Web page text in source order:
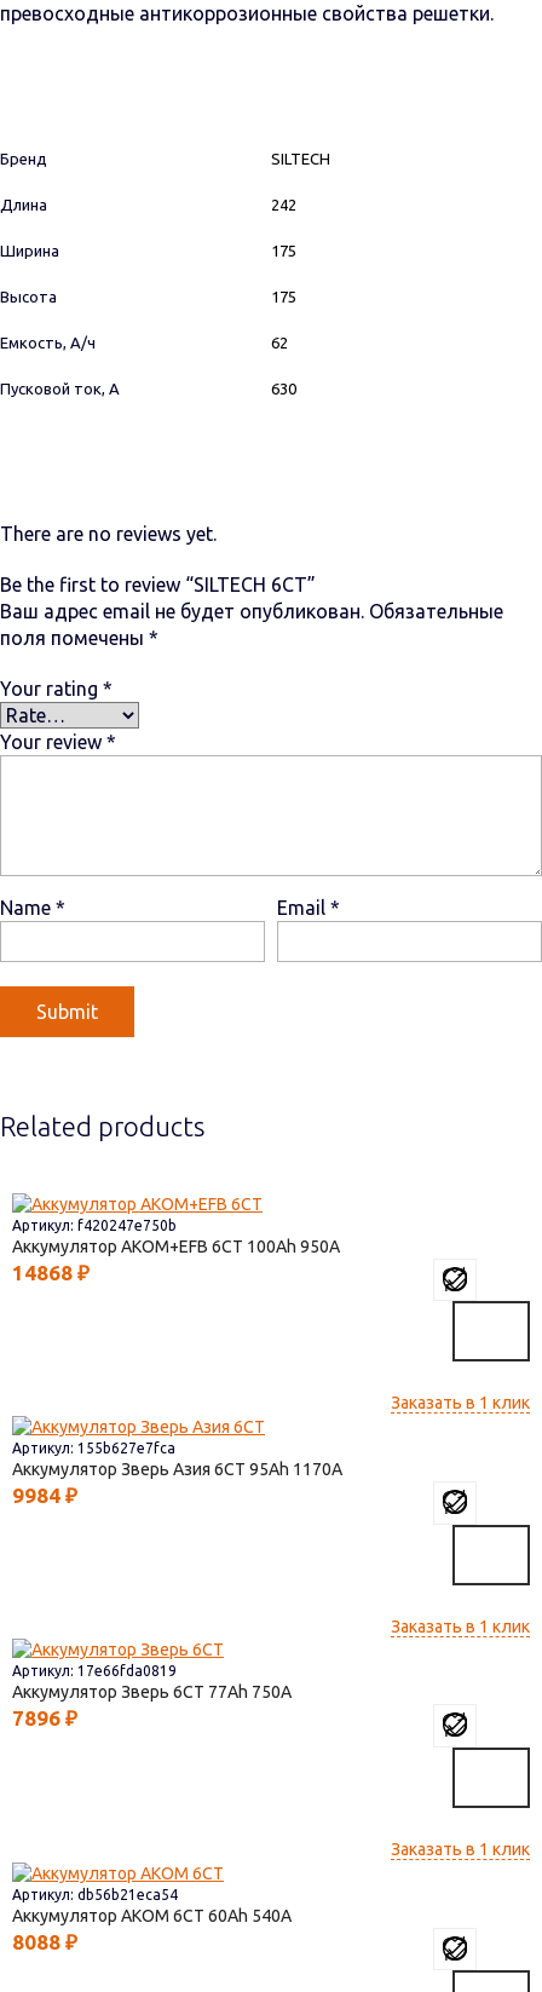
превосходные антикоррозионные свойства решетки.
Бренд SILTECH
Длина 242
Ширина 175
Высота 175
Емкость, А/ч 62
Пусковой ток, А 630
There are no reviews yet.
Be the first to review “SILTECH 6СТ”
Ваш адрес email не будет опубликован. Обязательные
поля помечены *
Your rating *
Your review *
Name * Email *
Related products
Артикул: f420247e750b
Аккумулятор AKOM+EFB 6СТ 100 950
14868 ₽
Заказать в 1 клик
Артикул: 155b627e7fca
Аккумулятор Зверь Азия 6СТ 95 1170
9984 ₽
Заказать в 1 клик
Артикул: 17e66fda0819
Аккумулятор Зверь 6СТ 77 750
7896 ₽
Заказать в 1 клик
Артикул: db56b21eca54
Аккумулятор AКОМ 6СТ 60 540
8088 ₽